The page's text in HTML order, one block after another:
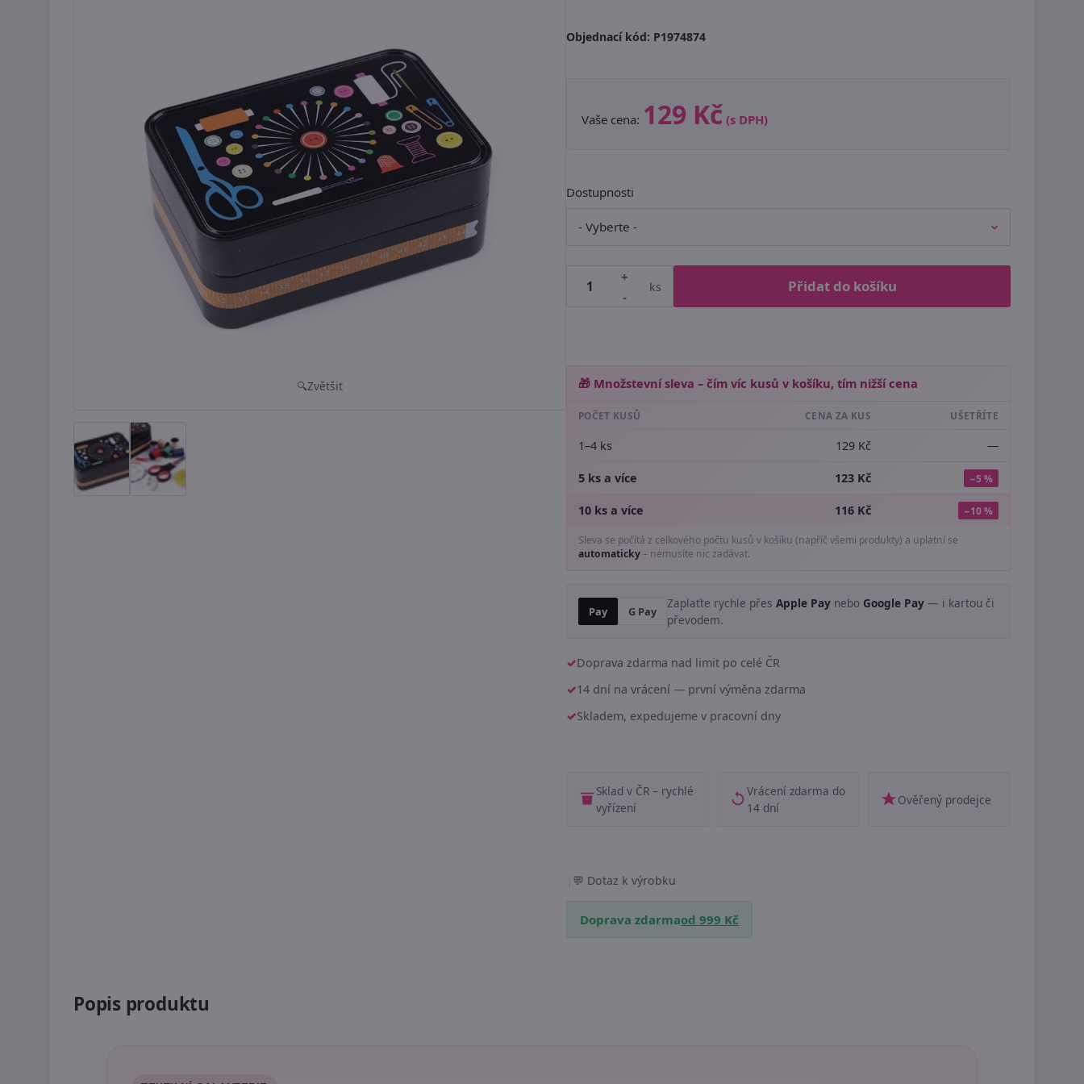
Zvětšit
Objednací kód: P1974874
Vaše cena: 129 Kč (s DPH)
Dostupnosti
+
-
ks Přidat do košíku
🎁 Množstevní sleva – čím víc kusů v košíku, tím nižší cena
POČET KUSŮ CENA ZA KUS UŠETŘÍTE
1–4 ks 129 Kč —
5 ks a více 123 Kč −5 %
10 ks a více 116 Kč −10 %
Sleva se počítá z celkového počtu kusů v košíku (napříč všemi produkty) a uplatní se
automaticky– nemusíte nic zadávat.
Pay G Pay
Zaplaťte rychle přes Apple Pay nebo Google Pay — i kartou či
převodem.
Doprava zdarma nad limit po celé ČR
14 dní na vrácení — první výměna zdarma
Skladem, expedujeme v pracovní dny
Sklad v ČR – rychlé
vyřízení
Vrácení zdarma do
14 dní
Ověřený prodejce
Dotaz k výrobku
Doprava zdarmaod 999 Kč
Popis produktu